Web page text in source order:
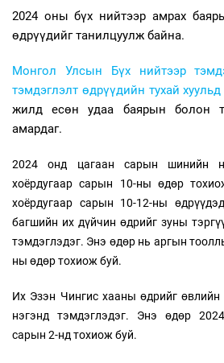
2024 оны бүх нийтээр амрах
өдрүүдийг танилцуулж байна.
Монгол Улсын Бүх нийтээр
тэмдэглэлт өдрүүдийн тухай
жилд есөн удаа баярын болон
амардаг.
2024 онд цагаан сарын шинийн
хоёрдугаар сарын 10-ны өдөр
хоёрдугаар сарын 10-12-ны
багшийн их дүйчин өдрийг зуны
тэмдэглэдэг. Энэ өдөр нь аргын
ны өдөр тохиож буй.
Их Эзэн Чингис хааны өдрийг
нэгэнд тэмдэглэдэг. Энэ өдөр
сарын 2-нд тохиож буй.